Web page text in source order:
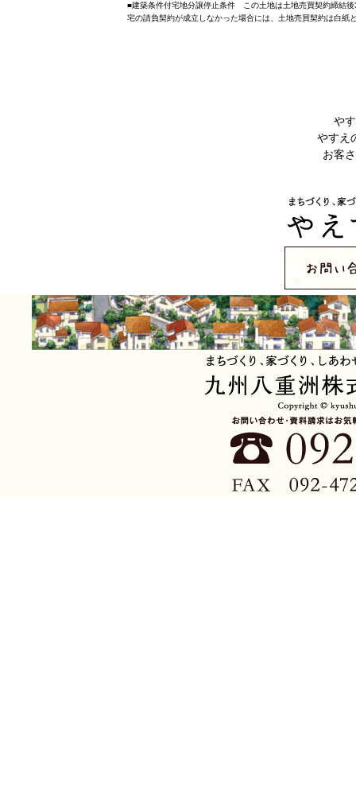
■建築条件付宅地分譲停止条件 この土地は土地売買契約締結
宅の請負契約が成立しなかった場合には、土地売買契約は白紙
や
やすえ
お客